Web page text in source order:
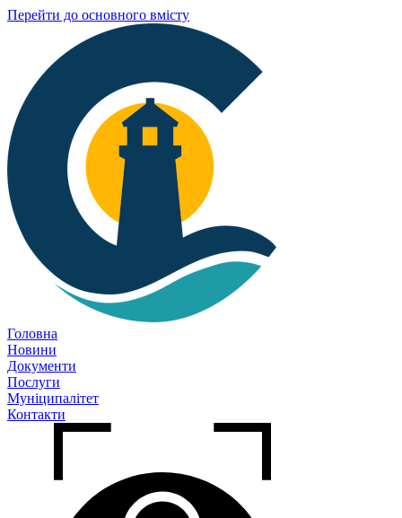
Перейти до основного вмісту
Головна
Новини
Документи
Послуги
Муніципалітет
Контакти